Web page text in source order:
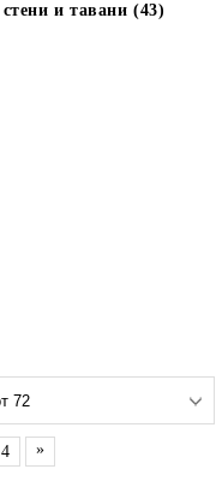
стени и тавани (43)
4 »